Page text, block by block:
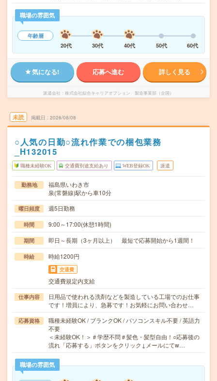
職場の雰囲気
年齢層
20代
30代 40代 50代 60代
気になる! 応募へ進む 詳しく見る
派遣会社 株式会社綜合キャリアオプション 製造事業部（全国）
未読 掲載日 2026/08/08
○人気の日勤○流れ作業での梱包業務
_H132015
職種未経験OK 交通費別途支給あり WEB登録OK 派遣
勤務地
福島県いわき市
泉(常磐線)駅から車10分
曜日頻度 週5日勤務
時間 9:00～17:00(休憩1時間)
期間 即日～長期（3ヶ月以上） 最短で応募開始から1週間！
時給 時給1200円
交通費
交通費規定内支給
仕事内容
日用品で使われる洗剤などを製造している工場でのお仕事
です！増員により、急募です！お気軽にお問い合わせ…
応募資格
職種未経験OK / ブランクOK / パソコンスキル不要 / 英語力
不要
＜未経験OK！＞＃学歴不問＃髪色・髪型自由！○応募後の
流れ「応募する」ボタンをクリック↓メールにてw…
職場の雰囲気